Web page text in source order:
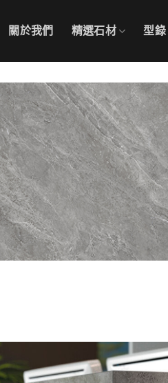
關於我們 精選石材 型錄